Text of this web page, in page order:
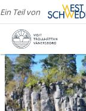
Ein Teil von